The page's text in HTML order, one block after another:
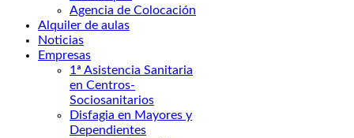
Agencia de Colocación
Alquiler de aulas
Noticias
Empresas
1ª Asistencia Sanitaria
en Centros-
Sociosanitarios
Disfagia en Mayores y
Dependientes